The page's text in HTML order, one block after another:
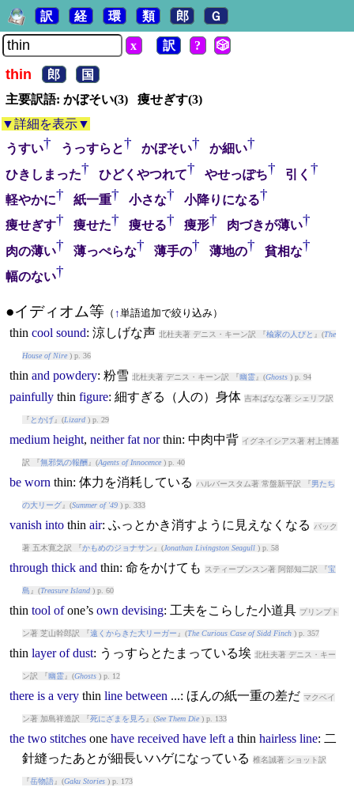
訳 経 環 類 郎 Ｇ
x 訳 ? 🎲
thin 郎
国
主要訳語: かぼそい(3) 痩せぎす(3)
▼詳細を表示▼
うすい† うっすらと† かぼそい† か細い†
ひきしまった† ひどくやつれて† やせっぽち† 引く †
軽やかに† 紙一重† 小さな† 小降りになる†
痩せぎす† 痩せた† 痩せる† 痩形† 肉づきが薄い†
肉の薄い† 薄っぺらな† 薄手の† 薄地の† 貧相な†
幅のない†
●イディオム等（ ↑単語追加で絞り込み）
thin cool sound: 涼しげな声 北杜夫著 デニス・キーン訳 『楡家の人びと 』(The
House of Nire) p. 36
thin and powdery: 粉雪 北杜夫著 デニス・キーン訳 『幽霊』(Ghosts) p. 94
painfully thin figure: 細すぎる（人の）身体 吉本ばなな著 シェリフ訳
『 とかげ』(Lizard) p. 29
medium height, neither fat nor thin: 中肉中背 イグネイシアス著 村上博基
訳 『無邪気の報酬 』(Agents of Innocence) p. 40
be worn thin: 体力を消耗している ハルバースタム著 常盤新平訳 『男たち
の大リーグ』(Summer of '49) p. 333
vanish into thin air: ふっとかき消すように見えなくなる バック
著 五木寛之訳 『かもめのジョナサン 』(Jonathan Livingston Seagull) p. 58
through thick and thin: 命をかけても スティーブンスン著 阿部知二訳 『宝
島 』(Treasure Island) p. 60
thin tool ofone’s own devising: 工夫をこらした小道具 プリンプト
ン著 芝山幹郎訳 『遠くからきた大リーガー 』(The Curious Case of Sidd Finch) p. 357
thin layer of dust: うっすらとたまっている埃 北杜夫著 デニス・キー
ン訳 『幽霊』(Ghosts) p. 12
there is a very thin line between ...: ほんの紙一重の差だ マクベイ
ン著 加島祥造訳 『死にざまを見ろ 』(See Them Die) p. 133
the two stitchesone have received have left a thin hairless line: 二
針縫ったあとが細長いハゲになっている 椎名誠著 ショット訳
『岳物語』(Gaku Stories) p. 173